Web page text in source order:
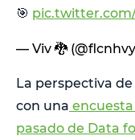
🎯 pic.twitter.com/
— Viv 🐉
La perspectiva
con una
pasado de Data